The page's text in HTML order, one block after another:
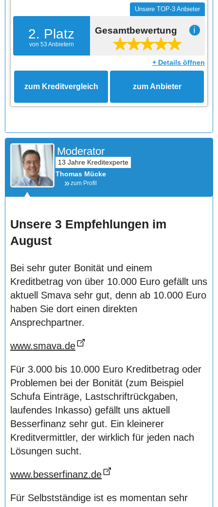
2. Platz
von 53 Anbietern
Unsere TOP-3 Anbieter
Gesamtbewertung ℹ
+ Details öffnen
zum Kreditvergleich zum Anbieter
Moderator
Thomas Mücke
zum Profil
Unsere 3 Empfehlungen im
August
Bei sehr guter Bonität und einem
Kreditbetrag von über 10.000 Euro gefällt uns
aktuell Smava sehr gut, denn ab 10.000 Euro
haben Sie dort einen direkten
Ansprechpartner.
www.smava.de
Für 3.000 bis 10.000 Euro Kreditbetrag oder
Problemen bei der Bonität (zum Beispiel
Schufa Einträge, Lastschriftrückgaben,
laufendes Inkasso) gefällt uns aktuell
Besserfinanz sehr gut. Ein kleinerer
Kreditvermittler, der wirklich für jeden nach
Lösungen sucht.
www.besserfinanz.de
Für Selbstständige ist es momentan sehr